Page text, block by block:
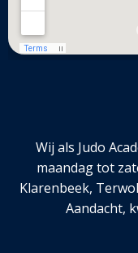
Wij als Judo
maandag tot
Klarenbeek,
Aandacht,